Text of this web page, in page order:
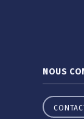
NOUS